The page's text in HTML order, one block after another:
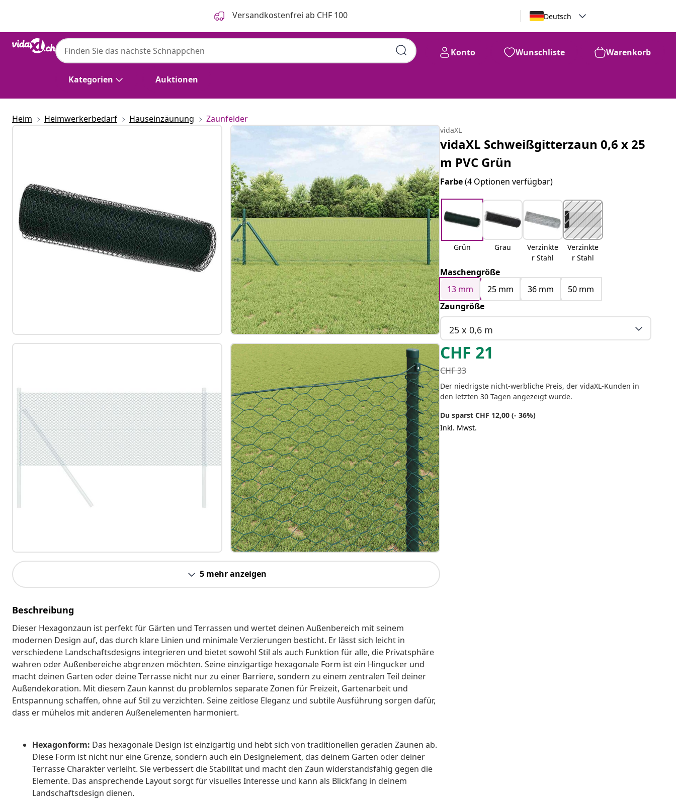
Versandkostenfrei ab CHF 100 Deutsch
Kategorien Auktionen
Konto Wunschliste Warenkorb
Heim Heimwerkerbedarf Hauseinzäunung Zaunfelder
5 mehr anzeigen
Beschreibung
Dieser Hexagonzaun ist perfekt für Gärten und Terrassen und wertet deinen Außenbereich mit seinem
modernen Design auf, das durch klare Linien und minimale Verzierungen besticht. Er lässt sich leicht in
verschiedene Landschaftsdesigns integrieren und bietet sowohl Stil als auch Funktion für alle, die Privatsphäre
wahren oder Außenbereiche abgrenzen möchten. Seine einzigartige hexagonale Form ist ein Hingucker und
macht deinen Garten oder deine Terrasse nicht nur zu einer Barriere, sondern zu einem zentralen Teil deiner
Außendekoration. Mit diesem Zaun kannst du problemlos separate Zonen für Freizeit, Gartenarbeit und
Entspannung schaffen, ohne auf Stil zu verzichten. Seine zeitlose Eleganz und subtile Ausführung sorgen dafür,
dass er mühelos mit anderen Außenelementen harmoniert.
Hexagonform: Das hexagonale Design ist einzigartig und hebt sich von traditionellen geraden Zäunen ab.
Diese Form ist nicht nur eine Grenze, sondern auch ein Designelement, das deinem Garten oder deiner
Terrasse Charakter verleiht. Sie verbessert die Stabilität und macht den Zaun widerstandsfähig gegen die
Elemente. Das ansprechende Layout sorgt für visuelles Interesse und kann als Blickfang in deinem
Landschaftsdesign dienen.
vidaXL
vidaXL Schweißgitterzaun 0,6 x 25
m PVC Grün
Farbe(4 Optionen verfügbar)
Grün Grau
Verzinkte
r Stahl
Verzinkte
r Stahl
Maschengröße
13 mm
25 mm 36 mm
50 mm
Zaungröße
25 x 0,6 m
CHF 21
CHF33
Der niedrigste nicht-werbliche Preis, der vidaXL-Kunden in
den letzten 30 Tagen angezeigt wurde.
Du sparst CHF 12,00 (- 36%)
Inkl. Mwst.